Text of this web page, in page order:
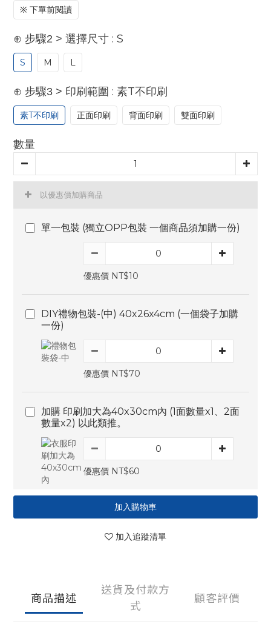
※ 下單前閱讀
⊕ 步驟2 > 選擇尺寸 : S
S M L
⊕ 步驟3 > 印刷範圍 : 素T不印刷
素T不印刷 正面印刷 背面印刷 雙面印刷
數量
以優惠價加購商品
單一包裝 (獨立OPP包裝 一個商品須加購一份)
優惠價 NT$10
DIY禮物包裝-(中) 40x26x4cm (一個袋子加購
一份)
優惠價 NT$70
加購 印刷加大為40x30cm內 (1面數量x1、2面
數量x2) 以此類推。
優惠價 NT$60
加入購物車
加入追蹤清單
商品描述
送貨及付款方
式
顧客評價